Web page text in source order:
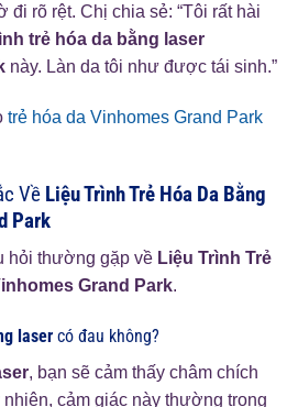
đi rõ rệt. Chị chia sẻ: “Tôi rất hài
trẻ hóa da bằng laser
này. Làn da tôi như được tái sinh.”
trẻ hóa da Vinhomes Grand Park
Về Liệu Trình Trẻ Hóa Da Bằng
Park
hỏi thường gặp về Liệu Trình Trẻ
Grand Park.
laser có đau không?
, bạn sẽ cảm thấy châm chích
nhiên, cảm giác này thường trong